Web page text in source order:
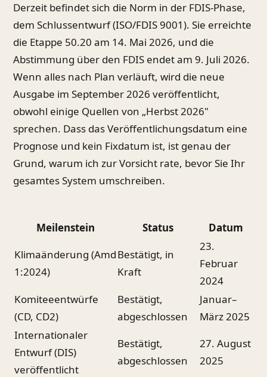
Derzeit befindet sich die Norm in der FDIS-Phase,
dem Schlussentwurf (ISO/FDIS 9001). Sie erreichte
die Etappe 50.20 am 14. Mai 2026, und die
Abstimmung über den FDIS endet am 9. Juli 2026.
Wenn alles nach Plan verläuft, wird die neue
Ausgabe im September 2026 veröffentlicht,
obwohl einige Quellen von „Herbst 2026"
sprechen. Dass das Veröffentlichungsdatum eine
Prognose und kein Fixdatum ist, ist genau der
Grund, warum ich zur Vorsicht rate, bevor Sie Ihr
gesamtes System umschreiben.
Meilenstein Status
Datum
Klimaänderung (Amd
1:2024)
Bestätigt, in
Kraft
23.
Februar
2024
Komiteeentwürfe
(CD, CD2)
Bestätigt,
abgeschlossen
Januar–
März 2025
Internationaler
Entwurf (DIS)
veröffentlicht
Bestätigt,
abgeschlossen
27. August
2025